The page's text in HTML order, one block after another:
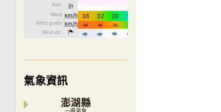
氣象資訊
澎湖縣